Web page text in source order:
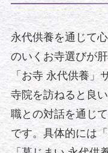
永代供養を通じて
のいくお寺選びが
「お寺 永代供養」
寺院を訪ねると良
職との対話を通じ
です。具体的には